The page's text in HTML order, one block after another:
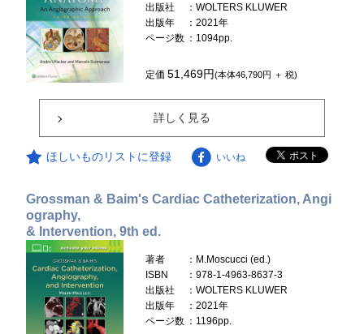
出版社
：WOLTERS KLUWER
出版年
：2021年
ページ数 ：1094pp.
定価51,469円(本体46,790円 ＋ 税)
詳しく見る
ほしいものリストに登録 いいね
Grossman & Baim's Cardiac Catheterization, Angi
ography,
& Intervention, 9th ed.
著者
：M.Moscucci (ed.)
ISBN
：978-1-4963-8637-3
出版社
：WOLTERS KLUWER
出版年
：2021年
ページ数 ：1196pp.